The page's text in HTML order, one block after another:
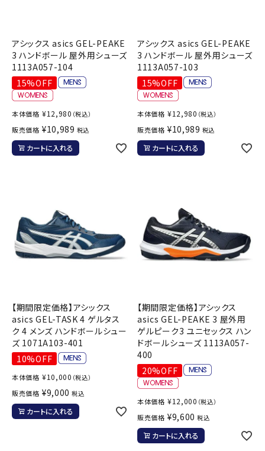
アシックス asics GEL-PEAKE
3 ハンドボール 屋外用シューズ
1113A057-104
15%OFF
本体価格 ¥12,980 （税込）
販売価格 ¥10,989 税込
カートに入れる
アシックス asics GEL-PEAKE
3 ハンドボール 屋外用シューズ
1113A057-103
15%OFF
本体価格 ¥12,980 （税込）
販売価格 ¥10,989 税込
カートに入れる
【期間限定価格】アシックス
asics GEL-TASK 4 ゲルタス
ク 4 メンズ ハンドボールシュー
ズ 1071A103-401
10%OFF
本体価格 ¥10,000 （税込）
販売価格 ¥9,000 税込
カートに入れる
【期間限定価格】アシックス
asics GEL-PEAKE 3 屋外用
ゲルピーク3 ユニセックス ハン
ドボールシューズ 1113A057-
400
20%OFF
本体価格 ¥12,000 （税込）
販売価格 ¥9,600 税込
カートに入れる